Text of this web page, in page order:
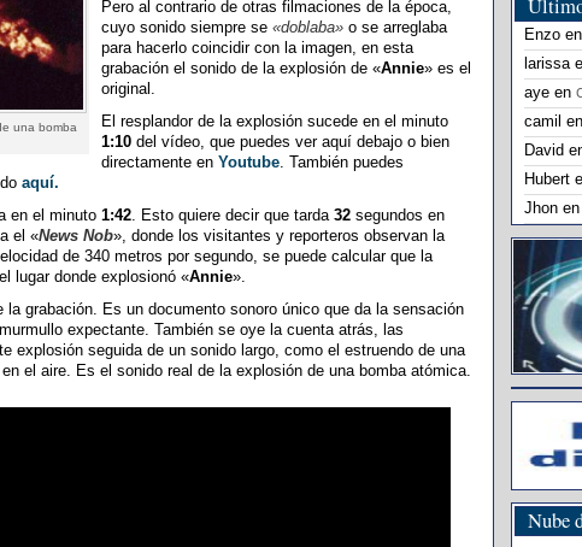
una bomba
Pero al contrario de otras filmaciones de la época,
cuyo sonido siempre se «doblaba» o se arreglaba
para hacerlo coincidir con la imagen, en esta
grabación el sonido de la explosión de «Annie» es el
original.
El resplandor de la explosión sucede en el minuto
1:10 del vídeo, que puedes ver aquí debajo o bien
directamente en Youtube. También puedes
aquí.
en el minuto 1:42. Esto quiere decir que tarda32 segundos en
el «News Nob», donde los visitantes y reporteros observan la
de 340 metros por segundo, se puede calcular que la
lugar donde explosionó «Annie».
grabación. Es un documento sonoro único que da la sensación
expectante. También se oye la cuenta atrás, las
explosión seguida de un sonido largo, como el estruendo de una
el aire. Es el sonido real de la explosión de una bomba atómica.
Enzo en
larissa
aye en
camil en
David
Hubert
Jhon en
Nube